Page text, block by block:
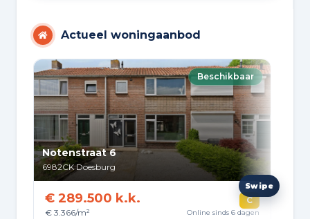
Actueel woningaanbod
Beschikbaar
Notenstraat 6
6982CK Doesburg
€ 289.500 k.k.
€ 3.366/m²
C
Online sinds 6 dagen